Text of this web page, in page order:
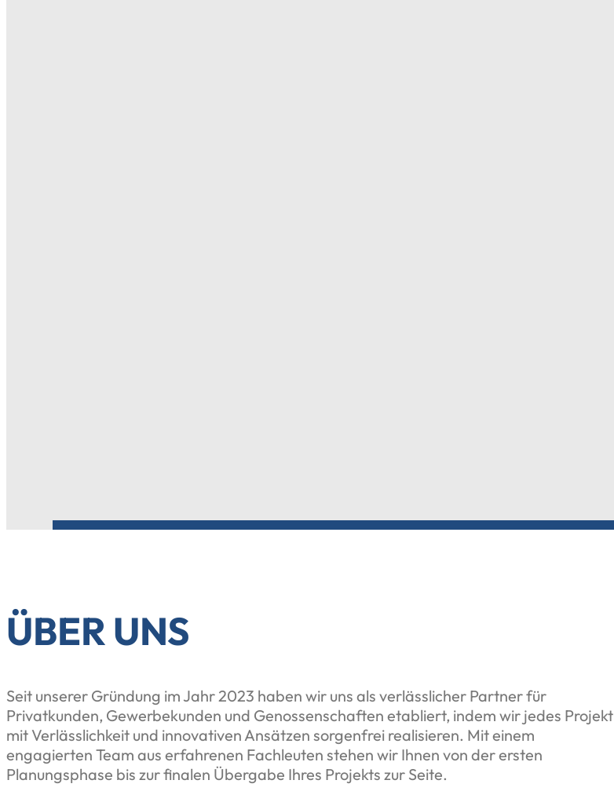
ÜBER UNS
Seit unserer Gründung im Jahr 2023 haben wir uns als verlässlicher Partner für
Privatkunden, Gewerbekunden und Genossenschaften etabliert, indem wir jedes Projekt
mit Verlässlichkeit und innovativen Ansätzen sorgenfrei realisieren. Mit einem
engagierten Team aus erfahrenen Fachleuten stehen wir Ihnen von der ersten
Planungsphase bis zur finalen Übergabe Ihres Projekts zur Seite.